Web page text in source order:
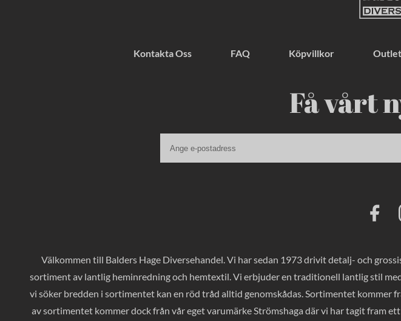
Kontakta Oss FAQ Köpvillkor Outlet
Få vårt
o
o
k
Välkommen till Balders Hage Diversehandel. Vi har sedan 1973 drivit detalj- och
sortiment av lantlig heminredning och hemtextil. Vi erbjuder en traditionell lantlig stil
vi söker bredden i sortimentet kan en röd tråd alltid genomskådas. Sortimentet kommer
av sortimentet kommer dock från vår eget varumärke Strömshaga där vi har tagit fram